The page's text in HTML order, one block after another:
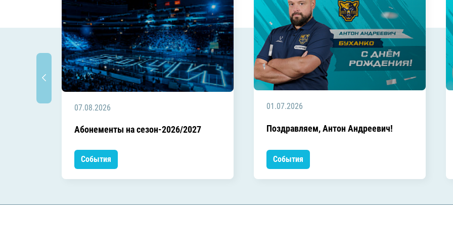
07.08.2026
Абонементы на сезон-2026/2027
События
01.07.2026
Поздравляем, Антон Андреевич!
События